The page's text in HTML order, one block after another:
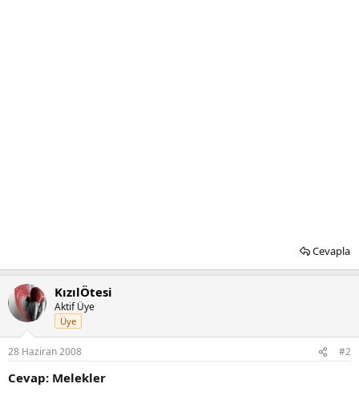
Cevapla
KızılÖtesi
Aktif Üye
Üye
28 Haziran 2008 #2
Cevap: Melekler